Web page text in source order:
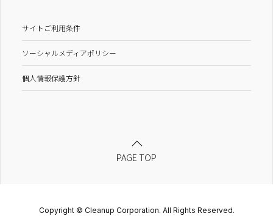
サイトご利用条件
ソーシャルメディアポリシー
個人情報保護方針
PAGE TOP
Copyright © Cleanup Corporation. All Rights Reserved.